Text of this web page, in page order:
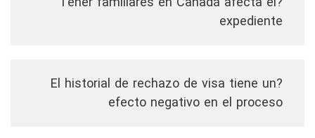
expediente
?El historial de rechazo de visa tiene un
efecto negativo en el proceso